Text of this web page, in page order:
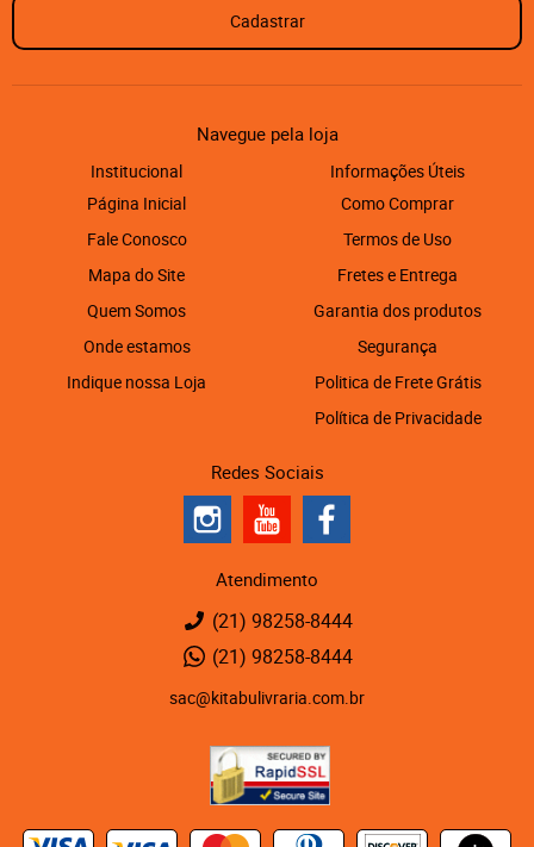
Cadastrar
Navegue pela loja
Institucional
Página Inicial
Fale Conosco
Mapa do Site
Quem Somos
Onde estamos
Indique nossa Loja
Informações Úteis
Como Comprar
Termos de Uso
Fretes e Entrega
Garantia dos produtos
Segurança
Politica de Frete Grátis
Política de Privacidade
Redes Sociais
Atendimento
(21) 98258-8444
(21) 98258-8444
sac@kitabulivraria.com.br